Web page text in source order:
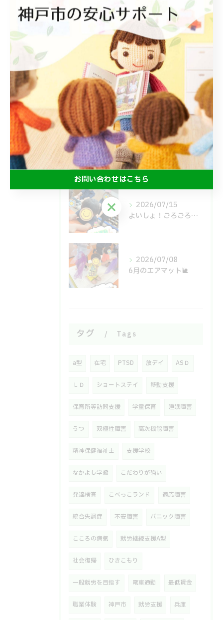
レプタリンク
レプタチャット
相談支援
最近の投稿
Recent
Posts
2026/07/18
2026/07/15
よいしょ！ごろごろ！体幹運動🙌
2026/07/08
6月のエアマット🐌
タグ Tags
a型 在宅 PTSD 放デイ ASＤ
ＬＤ ショートステイ 移動支援
保育所等訪問支援 学童保育 睡眠障害
うつ 双極性障害 高次機能障害
精神保健福祉士 支援学校
なかよし学級 こだわりが強い
発達検査 こべっこランド 適応障害
統合失調症 不安障害 パニック障害
こころの病気 就労継続支援A型
社会復帰 ひきこもり
一般就労を目指す 電車通勤 最低賃金
職業体験 神戸市 就労支援 兵庫
お問い合わせはこちら
お問い合わせはこちら